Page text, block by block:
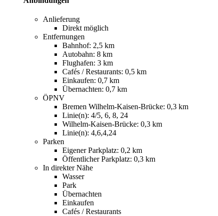
Anlieferung
Direkt möglich
Entfernungen
Bahnhof: 2,5 km
Autobahn: 8 km
Flughafen: 3 km
Cafés / Restaurants: 0,5 km
Einkaufen: 0,7 km
Übernachten: 0,7 km
ÖPNV
Bremen Wilhelm-Kaisen-Brücke: 0,3 km
Linie(n): 4/5, 6, 8, 24
Wilhelm-Kaisen-Brücke: 0,3 km
Linie(n): 4,6,4,24
Parken
Eigener Parkplatz: 0,2 km
Öffentlicher Parkplatz: 0,3 km
In direkter Nähe
Wasser
Park
Übernachten
Einkaufen
Cafés / Restaurants